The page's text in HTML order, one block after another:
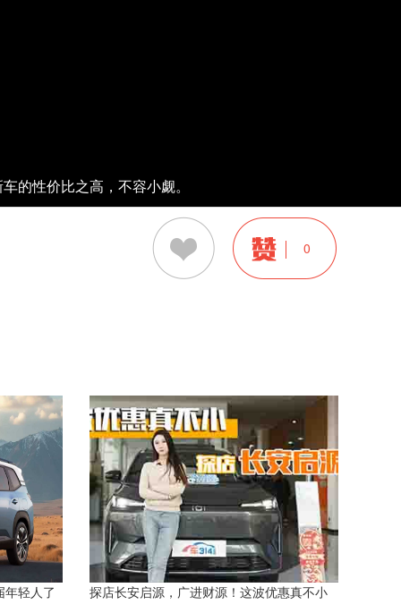
的性价比之高，不容小觑。
0
年轻人了 探店长安启源，广进财源！这波优惠真不小